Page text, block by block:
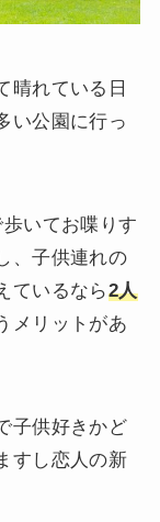
晴れている日
い公園に行っ
いてお喋りす
、子供連れの
ているなら2人
メリットがあ
子供好きかど
すし恋人の新